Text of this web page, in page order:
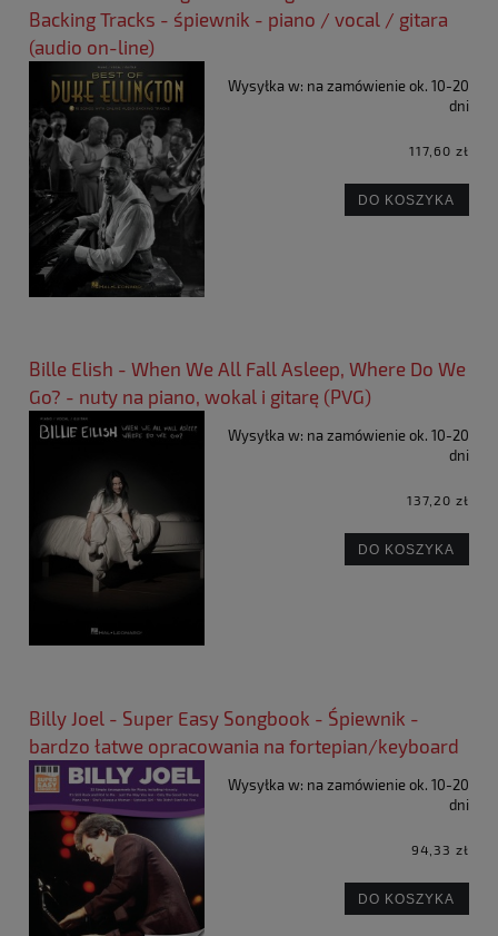
Backing Tracks - śpiewnik - piano / vocal / gitara
(audio on-line)
Wysyłka w: na zamówienie ok. 10-20
dni
117,60 zł
DO KOSZYKA
Bille Elish - When We All Fall Asleep, Where Do We
Go? - nuty na piano, wokal i gitarę (PVG)
Wysyłka w: na zamówienie ok. 10-20
dni
137,20 zł
DO KOSZYKA
Billy Joel - Super Easy Songbook - Śpiewnik -
bardzo łatwe opracowania na fortepian/keyboard
Wysyłka w: na zamówienie ok. 10-20
dni
94,33 zł
DO KOSZYKA